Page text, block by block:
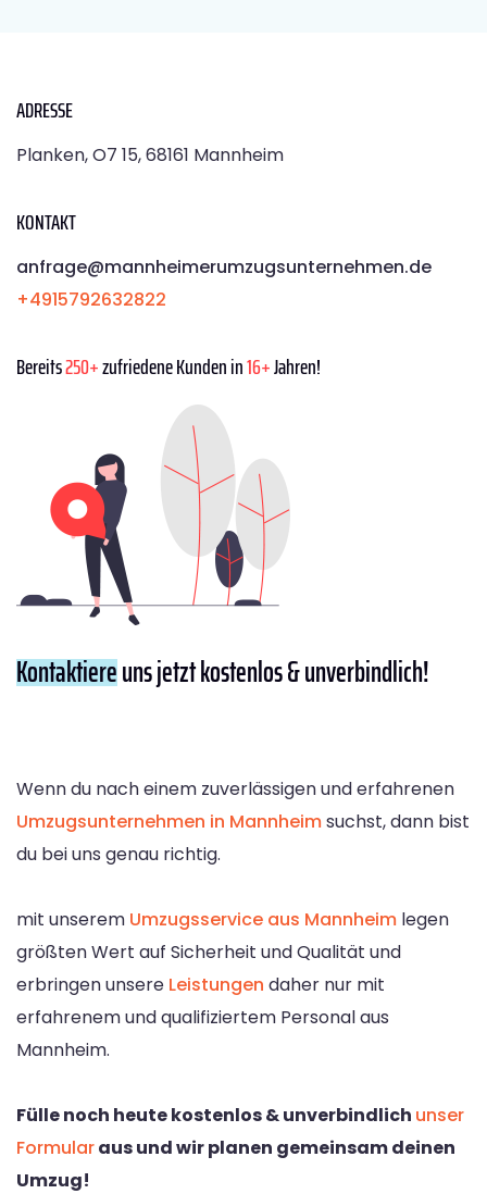
ADRESSE
Planken, O7 15, 68161 Mannheim
KONTAKT
anfrage@mannheimerumzugsunternehmen.de
+4915792632822
Bereits250+zufriedene Kunden in16+Jahren!
Kontaktiereuns jetzt kostenlos & unverbindlich!
Wenn du nach einem zuverlässigen und erfahrenen
Umzugsunternehmen in Mannheimsuchst, dann bist
du bei uns genau richtig.
mit unserem Umzugsservice aus Mannheim legen
größten Wert auf Sicherheit und Qualität und
erbringen unsere Leistungen daher nur mit
erfahrenem und qualifiziertem Personal aus
Mannheim.
Fülle noch heute kostenlos & unverbindlich unser
Formularaus und wir planen gemeinsam deinen
Umzug!